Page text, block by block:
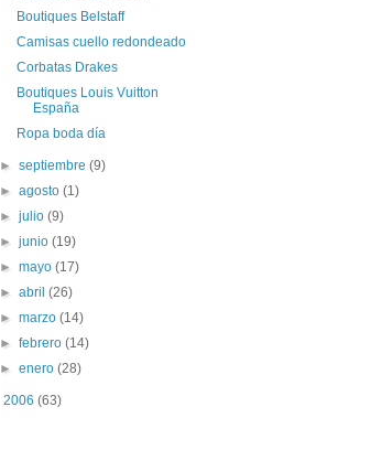
Boutiques Belstaff
Camisas cuello redondeado
Corbatas Drakes
Boutiques Louis Vuitton
España
Ropa boda día
►septiembre(9)
►agosto(1)
►julio(9)
►junio(19)
►mayo(17)
►abril(26)
►marzo(14)
►febrero(14)
►enero(28)
2006 (63)